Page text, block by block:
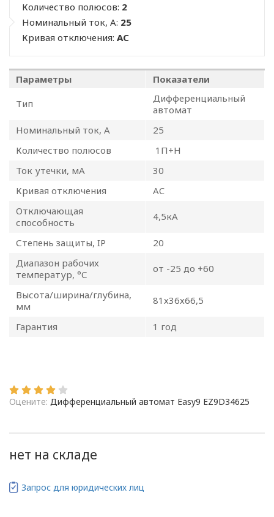
Количество полюсов: 2
Номинальный ток, А: 25
Кривая отключения: AC
Параметры
Показатели
Тип
Дифференциальный
автомат
Номинальный ток, А
25
Количество полюсов
1П+Н
Ток утечки, мА
30
Кривая отключения
AC
Отключающая
способность
4,5кА
Степень защиты, IP
20
Диапазон рабочих
температур, °С
от -25 до +60
Высота/ширина/глубина,
мм
81х36х66,5
Гарантия 1 год
Оцените: Дифференциальный автомат Easy9 EZ9D34625
нет на складе
Запрос для юридических лиц
ПОЛИТИКА
ОПЕРАТОРА
В
отношении
обработки
персональных
данных
Общество с ограниченной
ответственностью
«ОПТИКЭНЕРГОКАБЕЛЬ»
УТВЕРЖДАЮ
«ОПТИКЭНЕРГОКАБЕЛЬ»
Глава 1
положения